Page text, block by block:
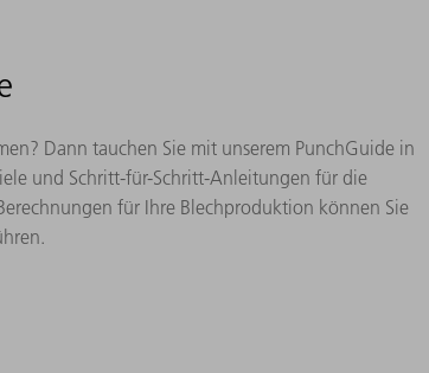
Dann tauchen Sie mit unserem PunchGuide in
und Schritt-für-Schritt-Anleitungen für die
für Ihre Blechproduktion können Sie